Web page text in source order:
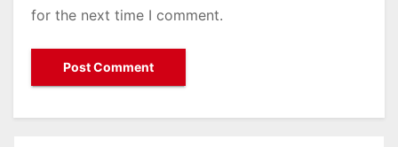
for the next time I comment.